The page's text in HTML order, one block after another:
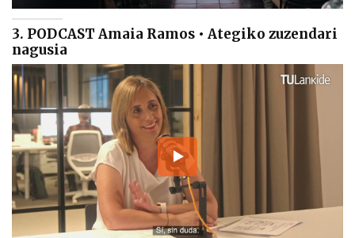
3. PODCAST Amaia Ramos • Ategiko zuzendari
nagusia